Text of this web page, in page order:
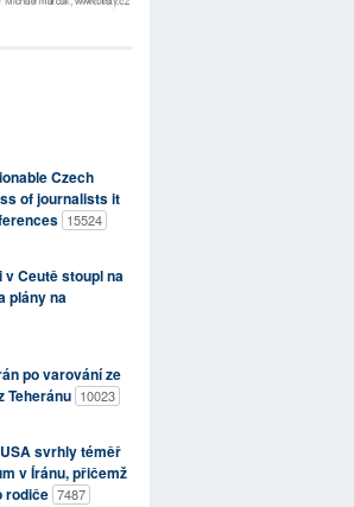
Czech
of journalists it
15524
Ceutě stoupl na
plány na
po varování ze
Teheránu 10023
svrhly téměř
v Íránu, přičemž
rodiče 7487